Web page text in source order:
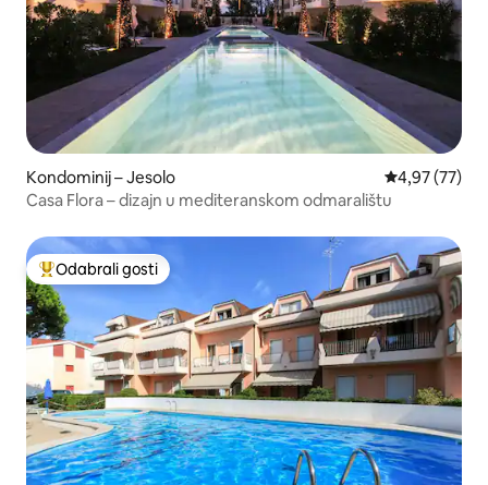
Kondominij – Jesolo Prosječna
4,97 (77)
Casa Flora – dizajn u mediteranskom odmaralištu
Među najviše rangiranima s oznakom „Odabrali gosti”
Odabrali gosti